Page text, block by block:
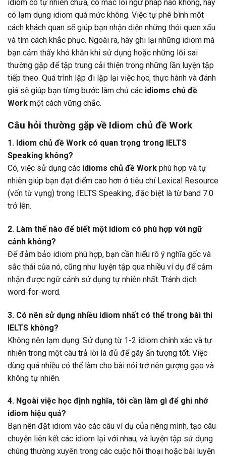
idiom có tự nhiên chưa, có mắc lỗi ngữ pháp nào không, hay
có lạm dụng idiom quá mức không. Việc tự phê bình một
cách khách quan sẽ giúp bạn nhận diện những thói quen xấu
và tìm cách khắc phục. Ngoài ra, hãy ghi lại những idiom mà
bạn cảm thấy khó khăn khi sử dụng hoặc những lỗi sai
thường gặp để tập trung cải thiện trong những lần luyện tập
tiếp theo. Quá trình lặp đi lặp lại việc học, thực hành và đánh
giá sẽ giúp bạn từng bước làm chủ các idioms chủ đề
Work một cách vững chắc.
Câu hỏi thường gặp về Idiom chủ đề Work
1. Idiom chủ đề Work có quan trọng trong IELTS
Speaking không?
Có, việc sử dụng các idioms chủ đề Work phù hợp và tự
nhiên giúp bạn đạt điểm cao hơn ở tiêu chí Lexical Resource
(vốn từ vựng) trong IELTS Speaking, đặc biệt là từ band 7.0
trở lên.
2. Làm thế nào để biết một idiom có phù hợp với ngữ
cảnh không?
Để đảm bảo idiom phù hợp, bạn cần hiểu rõ ý nghĩa gốc và
sắc thái của nó, cũng như luyện tập qua nhiều ví dụ để cảm
nhận được ngữ cảnh sử dụng tự nhiên nhất. Tránh dịch
word-for-word.
3. Có nên sử dụng nhiều idiom nhất có thể trong bài thi
IELTS không?
Không nên lạm dụng. Sử dụng từ 1-2 idiom chính xác và tự
nhiên trong một câu trả lời là đủ để gây ấn tượng tốt. Việc
dùng quá nhiều có thể làm cho bài nói trở nên gượng gạo và
không tự nhiên.
4. Ngoài việc học định nghĩa, tôi cần làm gì để ghi nhớ
idiom hiệu quả?
Bạn nên đặt idiom vào các câu ví dụ của riêng mình, tạo câu
chuyện liên kết các idiom lại với nhau, và luyện tập sử dụng
chúng thường xuyên trong các cuộc hội thoại hoặc bài luyện